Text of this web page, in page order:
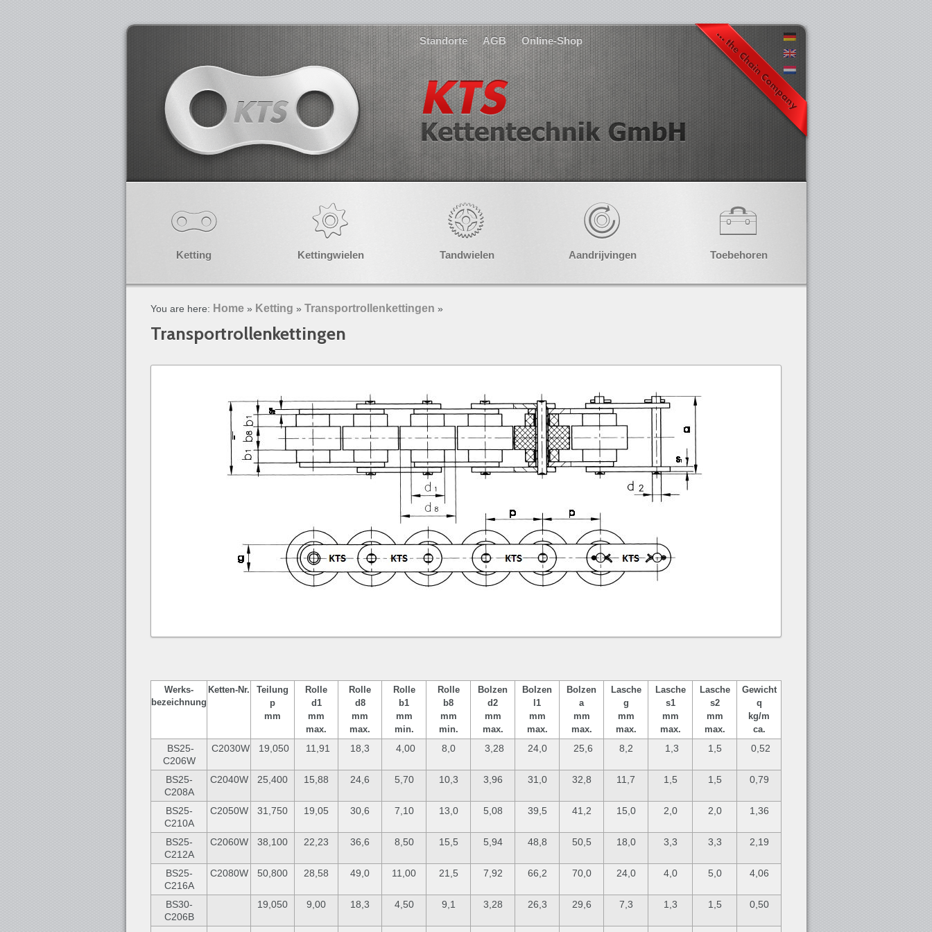
Standorte AGB Online-Shop
Ketting Kettingwielen Tandwielen Aandrijvingen Toebehoren
You are here: Home » Ketting » Transportrollenkettingen »
Transportrollenkettingen
Werks-
bezeichnung
Ketten-Nr.
Teilung
p
mm
Rolle
d1
mm
max.
Rolle
d8
mm
max.
Rolle
b1
mm
min.
Rolle
b8
mm
min.
Bolzen
d2
mm
max.
Bolzen
l1
mm
max.
Bolzen
a
mm
max.
Lasche
g
mm
max.
Lasche
s1
mm
max.
Lasche
s2
mm
max.
Gewicht
q
kg/m
ca.
BS25-
C206W
C2030W 19,050 11,91 18,3 4,00 8,0 3,28 24,0 25,6 8,2 1,3 1,5 0,52
BS25-
C208A
C2040W 25,400 15,88 24,6 5,70 10,3 3,96 31,0 32,8 11,7 1,5 1,5 0,79
BS25-
C210A
C2050W 31,750 19,05 30,6 7,10 13,0 5,08 39,5 41,2 15,0 2,0 2,0 1,36
BS25-
C212A
C2060W 38,100 22,23 36,6 8,50 15,5 5,94 48,8 50,5 18,0 3,3 3,3 2,19
BS25-
C216A
C2080W 50,800 28,58 49,0 11,00 21,5 7,92 66,2 70,0 24,0 4,0 5,0 4,06
BS30-
C206B
19,050 9,00 18,3 4,50 9,1 3,28 26,3 29,6 7,3 1,3 1,5 0,50